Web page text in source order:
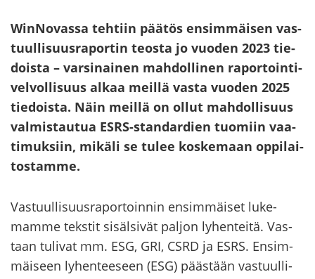
WinNovassa teh­tiin pää­tös en­sim­mäi­sen vas­
tuul­li­suus­ra­por­tin teos­ta jo vuo­den 2023 tie­
dois­ta – var­si­nai­nen mah­dol­li­nen ra­por­toin­ti­
vel­vol­li­suus alkaa meil­lä vasta vuo­den 2025
tie­dois­ta. Näin meil­lä on ollut mah­dol­li­suus
val­mis­tau­tua ESRS-​standardien tuo­miin vaa­
ti­muk­siin, mi­kä­li se tulee kos­ke­maan op­pi­lai­
tos­tam­me.
Vas­tuul­li­suus­ra­por­toin­nin en­sim­mäi­set lu­ke­
mam­me teks­tit si­säl­si­vät pal­jon ly­hen­tei­tä. Vas­
taan tu­li­vat mm. ESG, GRI, CSRD ja ESRS. En­sim­
mäi­seen ly­hen­tee­seen (ESG) pääs­tään vas­tuul­li­